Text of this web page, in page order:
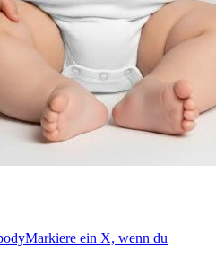
Markiere ein X, wenn du